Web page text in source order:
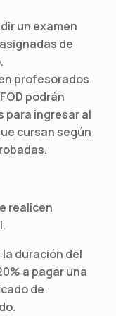
un examen
de
profesorados
podrán
para ingresar al
cursan según
realicen
duración del
a pagar una
de